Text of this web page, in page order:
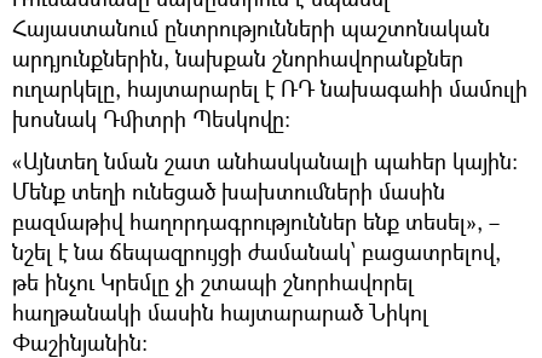
Հայաստանում ընտրությունների պաշտոնական
արդյունքներին, նախքան շնորհավորանքներ
ուղարկելը, հայտարարել է ՌԴ նախագահի մամուլի
խոսնակ Դմիտրի Պեսկովը։
«Այնտեղ նման շատ անհասկանալի պահեր կային։
Մենք տեղի ունեցած խախտումների մասին
բազմաթիվ հաղորդագրություններ ենք տեսել», –
նշել է նա ճեպազրույցի ժամանակ՝ բացատրելով,
թե ինչու Կրեմլը չի ​​շտապի շնորհավորել
հաղթանակի մասին հայտարարած Նիկոլ
Փաշինյանին։